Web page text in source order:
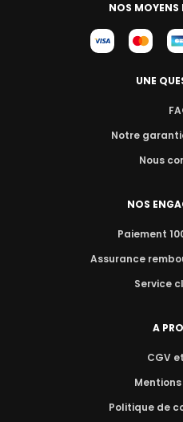
NOS MOYENS
UNE
Notre
Nous
NOS
Paiement
Assurance
Service
A
CGV
Politique de